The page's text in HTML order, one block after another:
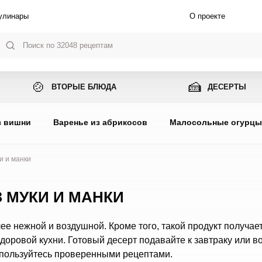
О проекте
🍲 ВТОРЫЕ БЛЮДА 🍰 ДЕСЕРТЫ
вишни Варенье из абрикосов Малосольные огурцы
и манки
МУКИ И МАНКИ
нежной и воздушной. Кроме того, такой продукт
кухни. Готовый десерт подавайте к завтраку или
проверенными рецептами.